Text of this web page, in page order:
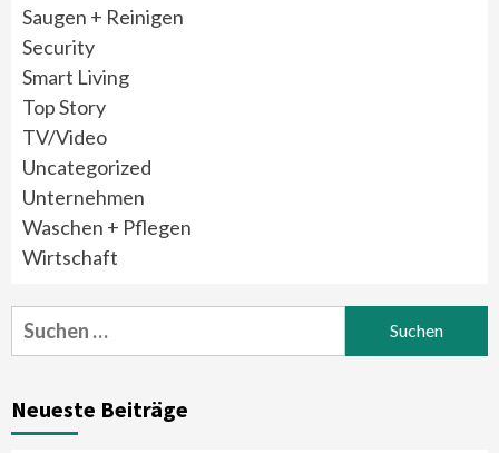
Saugen + Reinigen
Security
Smart Living
Top Story
TV/Video
Uncategorized
Unternehmen
Waschen + Pflegen
Wirtschaft
Suchen
nach:
Neueste Beiträge